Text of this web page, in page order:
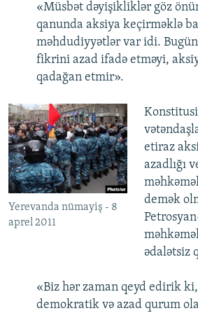
«Müsbət dəyişikliklər göz
qanunda aksiya keçirməklə
məhdudiyyətlər var idi.
fikrini azad ifadə etməyi,
qadağan etmir».
Yerevanda nümayiş - 8
aprel 2011
etiraz
azadlığı
demək
ədalətsiz
«Biz hər zaman qeyd edirik
demokratik və azad qurum